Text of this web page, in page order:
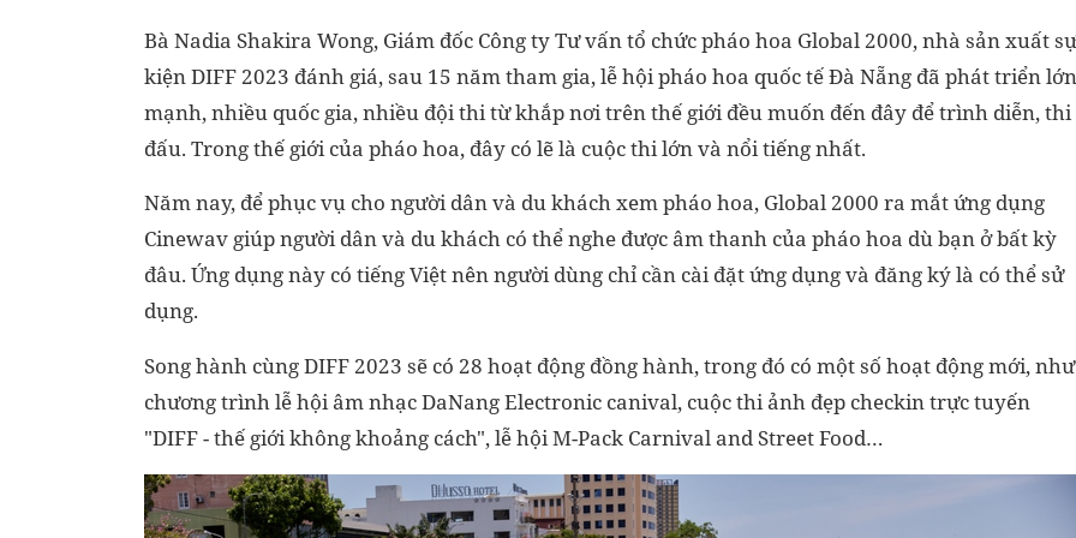
Bà Nadia Shakira Wong, Giám đốc Công ty Tư vấn tổ chức pháo hoa Global 2000, nhà sản xuất sự
kiện DIFF 2023 đánh giá, sau 15 năm tham gia, lễ hội pháo hoa quốc tế Đà Nẵng đã phát triển lớn
mạnh, nhiều quốc gia, nhiều đội thi từ khắp nơi trên thế giới đều muốn đến đây để trình diễn, thi
đấu. Trong thế giới của pháo hoa, đây có lẽ là cuộc thi lớn và nổi tiếng nhất.
Năm nay, để phục vụ cho người dân và du khách xem pháo hoa, Global 2000 ra mắt ứng dụng
Cinewav giúp người dân và du khách có thể nghe được âm thanh của pháo hoa dù bạn ở bất kỳ
đâu. Ứng dụng này có tiếng Việt nên người dùng chỉ cần cài đặt ứng dụng và đăng ký là có thể sử
dụng.
Song hành cùng DIFF 2023 sẽ có 28 hoạt động đồng hành, trong đó có một số hoạt động mới, như
chương trình lễ hội âm nhạc DaNang Electronic canival, cuộc thi ảnh đẹp checkin trực tuyến
"DIFF - thế giới không khoảng cách", lễ hội M-Pack Carnival and Street Food…